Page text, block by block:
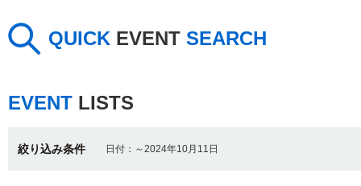
QUICK EVENT SEARCH
EVENT LISTS
絞り込み条件 日付：～2024年10月11日